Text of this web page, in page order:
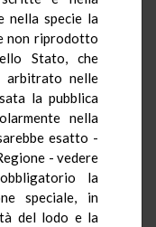
nella specie la
non riprodotto
Stato, che
arbitrato nelle
la pubblica
nella
esatto -
- vedere
la
speciale, in
del lodo e la